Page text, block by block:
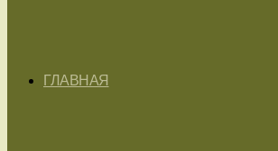
ГЛАВНАЯ